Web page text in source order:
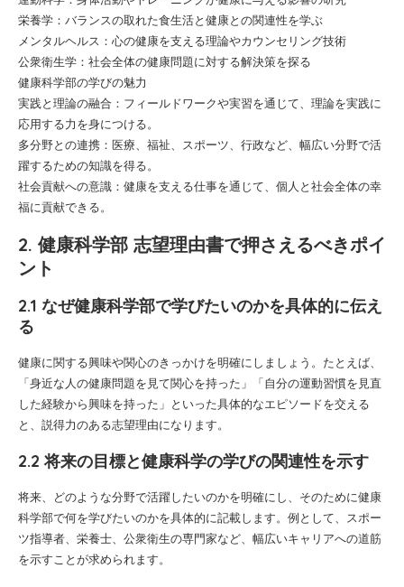
栄養学：バランスの取れた食生活と健康との関連性を学ぶ
メンタルヘルス：心の健康を支える理論やカウンセリング技術
公衆衛生学：社会全体の健康問題に対する解決策を探る
健康科学部の学びの魅力
実践と理論の融合：フィールドワークや実習を通じて、理論を実践に
応用する力を身につける。
多分野との連携：医療、福祉、スポーツ、行政など、幅広い分野で活
躍するための知識を得る。
社会貢献への意識：健康を支える仕事を通じて、個人と社会全体の幸
福に貢献できる。
2. 健康科学部 志望理由書で押さえるべきポイ
ント
2.1 なぜ健康科学部で学びたいのかを具体的に伝え
る
健康に関する興味や関心のきっかけを明確にしましょう。たとえば、
「身近な人の健康問題を見て関心を持った」「自分の運動習慣を見直
した経験から興味を持った」といった具体的なエピソードを交える
と、説得力のある志望理由になります。
2.2 将来の目標と健康科学の学びの関連性を示す
将来、どのような分野で活躍したいのかを明確にし、そのために健康
科学部で何を学びたいのかを具体的に記載します。例として、スポー
ツ指導者、栄養士、公衆衛生の専門家など、幅広いキャリアへの道筋
を示すことが求められます。